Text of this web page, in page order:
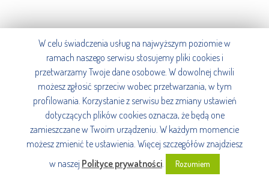
W celu świadczenia usług na najwyższym poziomie w
ramach naszego serwisu stosujemy pliki cookies i
przetwarzamy Twoje dane osobowe. W dowolnej chwili
możesz zgłosić sprzeciw wobec przetwarzania, w tym
profilowania. Korzystanie z serwisu bez zmiany ustawień
dotyczących plików cookies oznacza, że będą one
zamieszczane w Twoim urządzeniu. W każdym momencie
możesz zmienić te ustawienia. Więcej szczegółów znajdziesz
w naszej Polityce prywatności. Rozumiem